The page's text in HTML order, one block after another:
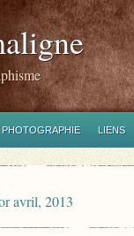
PHOTOGRAPHIE LIENS
avril, 2013